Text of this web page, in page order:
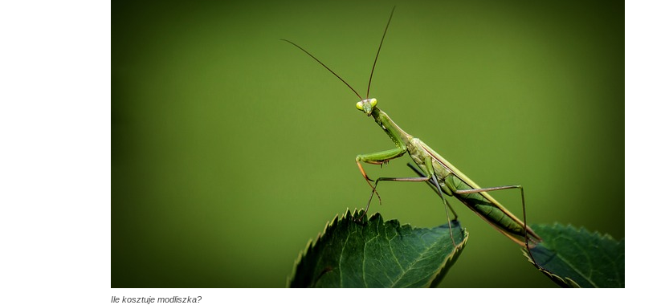
Ile kosztuje modliszka?